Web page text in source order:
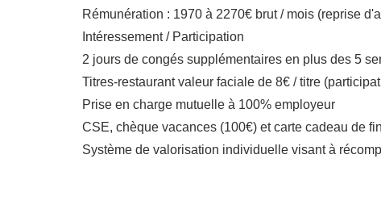
Rémunération : 1970 à 2270€ brut / mois (reprise
Intéressement / Participation
2 jours de congés supplémentaires en plus des 5
Titres-restaurant valeur faciale de 8€ / titre
Prise en charge mutuelle à 100% employeur
CSE, chèque vacances (100€) et carte cadeau de
Système de valorisation individuelle visant à